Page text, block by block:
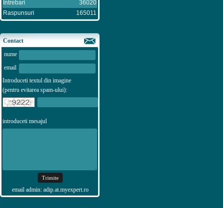
Intrebari
36020
Raspunsuri
165011
Contact
nume
email
Introduceti textul din imagine
(pentru evitarea spam-ului):
introduceti mesajul
email admin: adip.at.myexpert.ro